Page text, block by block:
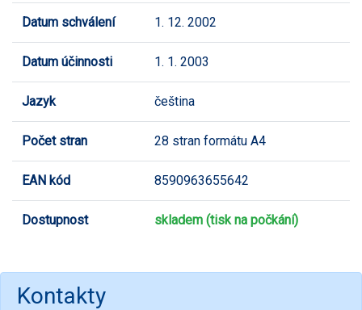
Datum schválení 1. 12. 2002
Datum účinnosti 1. 1. 2003
Jazyk čeština
Počet stran 28 stran formátu A4
EAN kód 8590963655642
Dostupnost skladem (tisk na počkání)
Kontakty